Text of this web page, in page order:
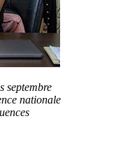
septembre
nationale